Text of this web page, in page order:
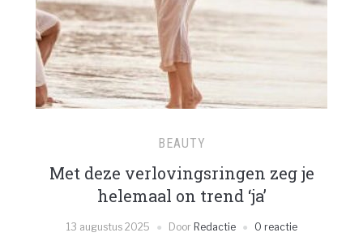
BEAUTY
Met deze verlovingsringen zeg je
helemaal on trend ‘ja’
13 augustus 2025 Door Redactie 0 reactie